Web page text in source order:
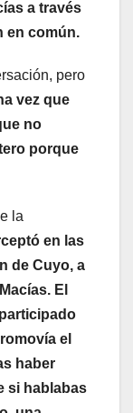
a través
en común.
pero
vez que
no
porque
la
en las
de Cuyo, a
El
el
haber
si hablabas